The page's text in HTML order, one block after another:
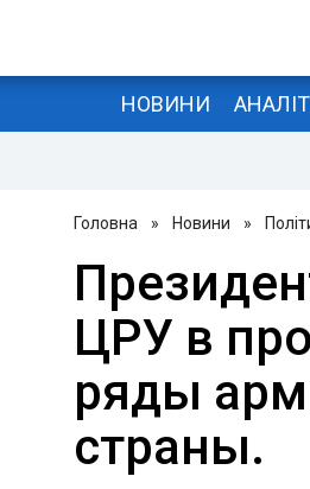
НОВИНИ
Головна » Новини »
ЦРУ в
ряды
страны.